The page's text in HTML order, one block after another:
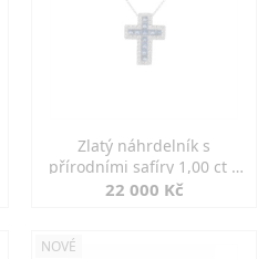
Zlatý náhrdelník s
přírodními safíry 1,00 ct a
diamanty
22 000 Kč
NOVÉ